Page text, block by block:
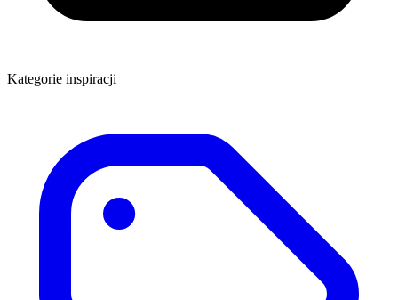
Kategorie inspiracji